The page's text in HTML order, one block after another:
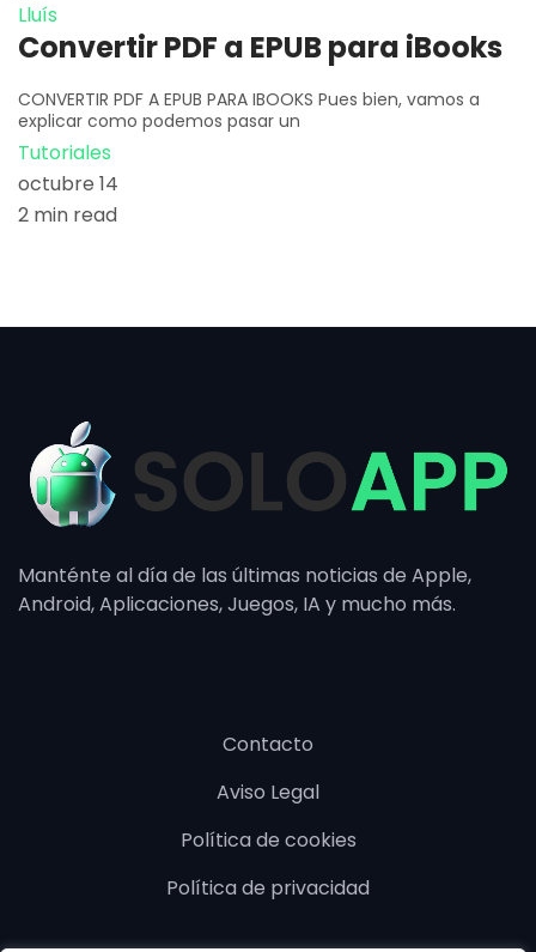
Lluís
Convertir PDF a EPUB para iBooks
CONVERTIR PDF A EPUB PARA IBOOKS Pues bien, vamos a
explicar como podemos pasar un
Tutoriales
octubre 14
2 min read
Manténte al día de las últimas noticias de Apple,
Android, Aplicaciones, Juegos, IA y mucho más.
Contacto
Aviso Legal
Política de cookies
Política de privacidad